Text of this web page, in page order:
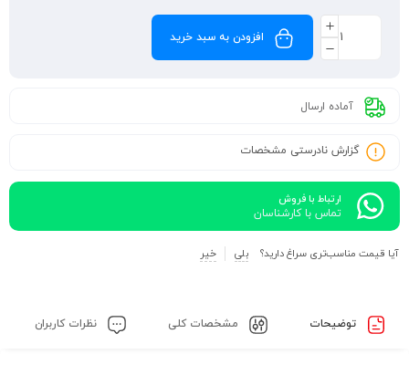
افزودن به سبد خرید
آماده ارسال
گزارش نادرستی مشخصات
ارتباط با فروش
تماس با کارشناسان
آیا قیمت مناسب‌تری سراغ دارید؟ بلی خیر
توضیحات مشخصات کلی نظرات کاربران